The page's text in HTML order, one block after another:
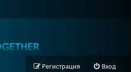
Вход
Регистрация